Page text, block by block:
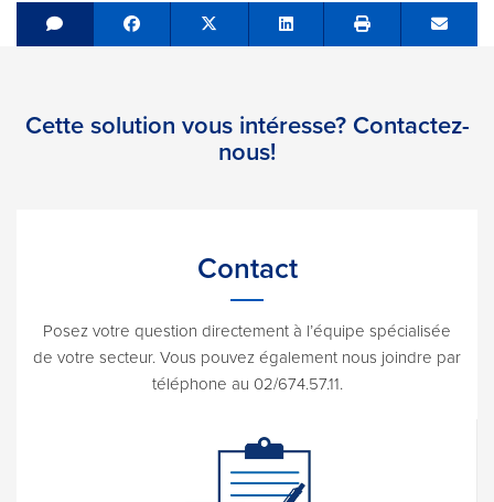
Share on Facebook
Tweet Share on LinkedIn Send
Cette solution vous intéresse? Contactez-
nous!
Contact
Posez votre question directement à l’équipe spécialisée
de votre secteur. Vous pouvez également nous joindre par
téléphone au 02/674.57.11.